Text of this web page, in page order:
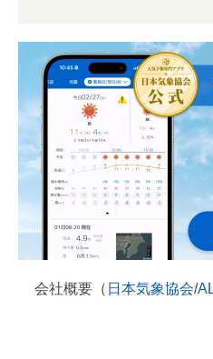
会社概要（ 日本気象協会/